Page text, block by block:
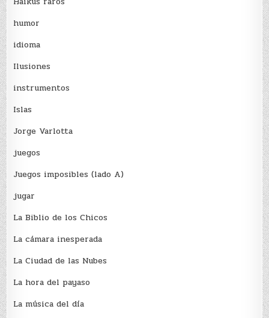
humor
idioma
Ilusiones
instrumentos
Islas
Jorge Varlotta
juegos
Juegos imposibles (lado A)
jugar
La Biblio de los Chicos
La cámara inesperada
La Ciudad de las Nubes
La hora del payaso
La música del día